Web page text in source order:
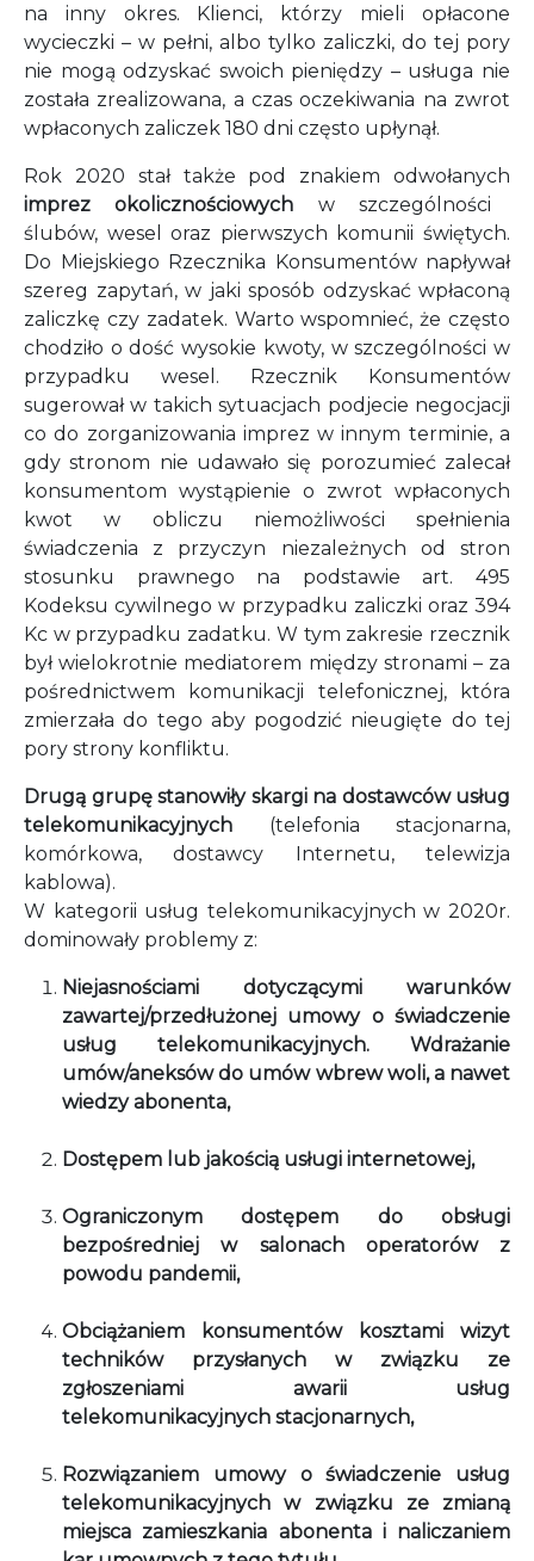
na inny okres. Klienci, którzy mieli opłacone
wycieczki – w pełni, albo tylko zaliczki, do tej pory
nie mogą odzyskać swoich pieniędzy – usługa nie
została zrealizowana, a czas oczekiwania na zwrot
wpłaconych zaliczek 180 dni często upłynął.
Rok 2020 stał także pod znakiem odwołanych
imprez okolicznościowych w szczególności
ślubów, wesel oraz pierwszych komunii świętych.
Do Miejskiego Rzecznika Konsumentów napływał
szereg zapytań, w jaki sposób odzyskać wpłaconą
zaliczkę czy zadatek. Warto wspomnieć, że często
chodziło o dość wysokie kwoty, w szczególności w
przypadku wesel. Rzecznik Konsumentów
sugerował w takich sytuacjach podjecie negocjacji
co do zorganizowania imprez w innym terminie, a
gdy stronom nie udawało się porozumieć zalecał
konsumentom wystąpienie o zwrot wpłaconych
kwot w obliczu niemożliwości spełnienia
świadczenia z przyczyn niezależnych od stron
stosunku prawnego na podstawie art. 495
Kodeksu cywilnego w przypadku zaliczki oraz 394
Kc w przypadku zadatku. W tym zakresie rzecznik
był wielokrotnie mediatorem między stronami – za
pośrednictwem komunikacji telefonicznej, która
zmierzała do tego aby pogodzić nieugięte do tej
pory strony konfliktu.
Drugą grupę stanowiły skargi na dostawców usług
telekomunikacyjnych (telefonia stacjonarna,
komórkowa, dostawcy Internetu, telewizja
kablowa).
W kategorii usług telekomunikacyjnych w 2020r.
dominowały problemy z:
Niejasnościami dotyczącymi warunków
zawartej/przedłużonej umowy o świadczenie
usług telekomunikacyjnych. Wdrażanie
umów/aneksów do umów wbrew woli, a nawet
wiedzy abonenta,
Dostępem lub jakością usługi internetowej,
Ograniczonym dostępem do obsługi
bezpośredniej w salonach operatorów z
powodu pandemii,
Obciążaniem konsumentów kosztami wizyt
techników przysłanych w związku ze
zgłoszeniami awarii usług
telekomunikacyjnych stacjonarnych,
Rozwiązaniem umowy o świadczenie usług
telekomunikacyjnych w związku ze zmianą
miejsca zamieszkania abonenta i naliczaniem